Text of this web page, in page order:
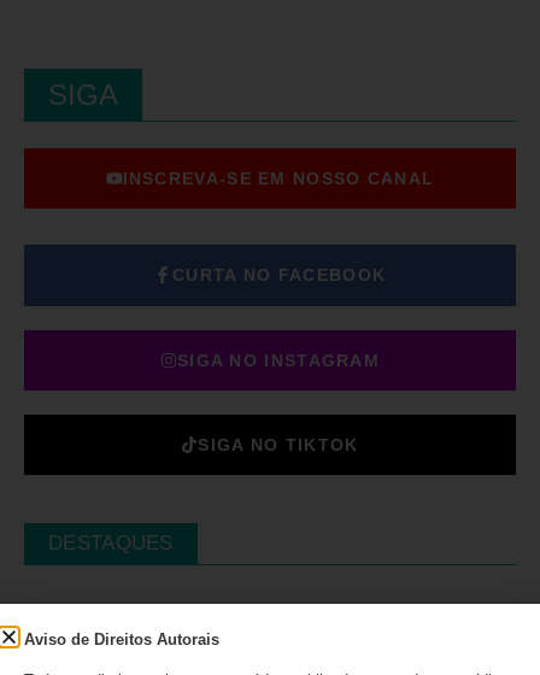
SIGA
INSCREVA-SE EM NOSSO CANAL
CURTA NO FACEBOOK
SIGA NO INSTAGRAM
SIGA NO TIKTOK
DESTAQUES
Aviso de Direitos Autorais